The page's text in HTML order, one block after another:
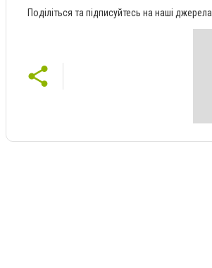
Поділіться та підписуйтесь на наші джерела